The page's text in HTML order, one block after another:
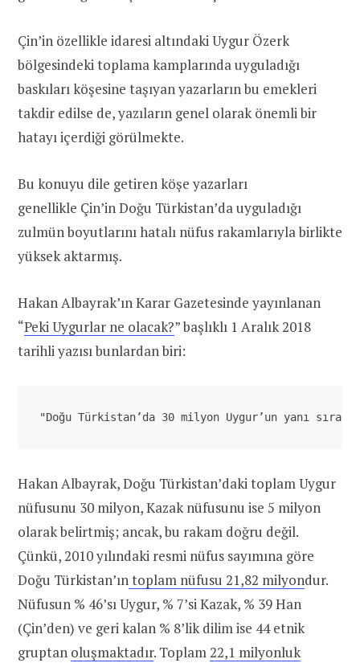
Çin’in özellikle idaresi altındaki Uygur Özerk
bölgesindeki toplama kamplarında uyguladığı
baskıları köşesine taşıyan yazarların bu emekleri
takdir edilse de, yazıların genel olarak önemli bir
hatayı içerdiği görülmekte.
Bu konuyu dile getiren köşe yazarları
genellikle Çin’in Doğu Türkistan’da uyguladığı
zulmün boyutlarını hatalı nüfus rakamlarıyla birlikte
yüksek aktarmış.
Hakan Albayrak’ın Karar Gazetesinde yayınlanan
“Peki Uygurlar ne olacak?” başlıklı 1 Aralık 2018
tarihli yazısı bunlardan biri:
"Doğu Türkistan’da 30 milyon Uygur’un yanı sıra
Hakan Albayrak, Doğu Türkistan’daki toplam Uygur
nüfusunu 30 milyon, Kazak nüfusunu ise 5 milyon
olarak belirtmiş; ancak, bu rakam doğru değil.
Çünkü, 2010 yılındaki resmi nüfus sayımına göre
Doğu Türkistan’ıntoplam nüfusu 21,82 milyondur.
Nüfusun % 46’sı Uygur, % 7’si Kazak, % 39 Han
(Çin’den) ve geri kalan % 8’lik dilim ise 44 etnik
gruptan oluşmaktadır. Toplam 22,1 milyonluk